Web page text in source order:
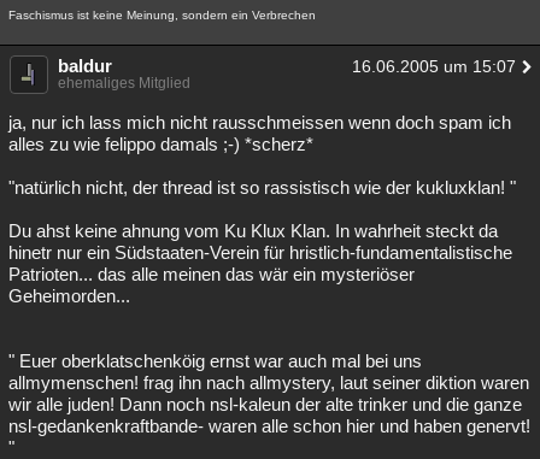
Faschismus ist keine Meinung, sondern ein Verbrechen
baldur 16.06.2005 um 15:07
ehemaliges Mitglied
ja, nur ich lass mich nicht rausschmeissen wenn doch spam ich
alles zu wie felippo damals ;-) *scherz*
"natürlich nicht, der thread ist so rassistisch wie der kukluxklan! "
Du ahst keine ahnung vom Ku Klux Klan. In wahrheit steckt da
hinetr nur ein Südstaaten-Verein für hristlich-fundamentalistische
Patrioten... das alle meinen das wär ein mysteriöser
Geheimorden...
" Euer oberklatschenköig ernst war auch mal bei uns
allmymenschen! frag ihn nach allmystery, laut seiner diktion waren
wir alle juden! Dann noch nsl-kaleun der alte trinker und die ganze
nsl-gedankenkraftbande- waren alle schon hier und haben genervt!
"